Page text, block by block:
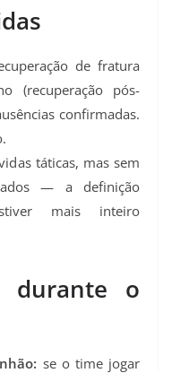
de fratura
(recuperação pós-
confirmadas.
táticas, mas sem
— a definição
mais inteiro
durante o
se o time jogar